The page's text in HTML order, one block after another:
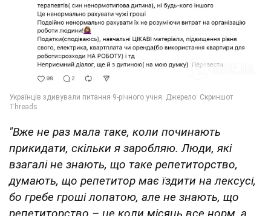
"Вже не раз мала таке, коли починають
прикидати, скільки я заробляю. Люди, які
взагалі не знають, що таке репетиторство,
думають, що репетитор має їздити на лексусі,
бо гребе гроші лопатою, але не знають, що
репетиторство – це коли місяць все норм, а